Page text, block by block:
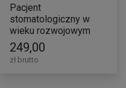
Pacjent
stomatologiczny w
wieku rozwojowym
249,00
zł brutto